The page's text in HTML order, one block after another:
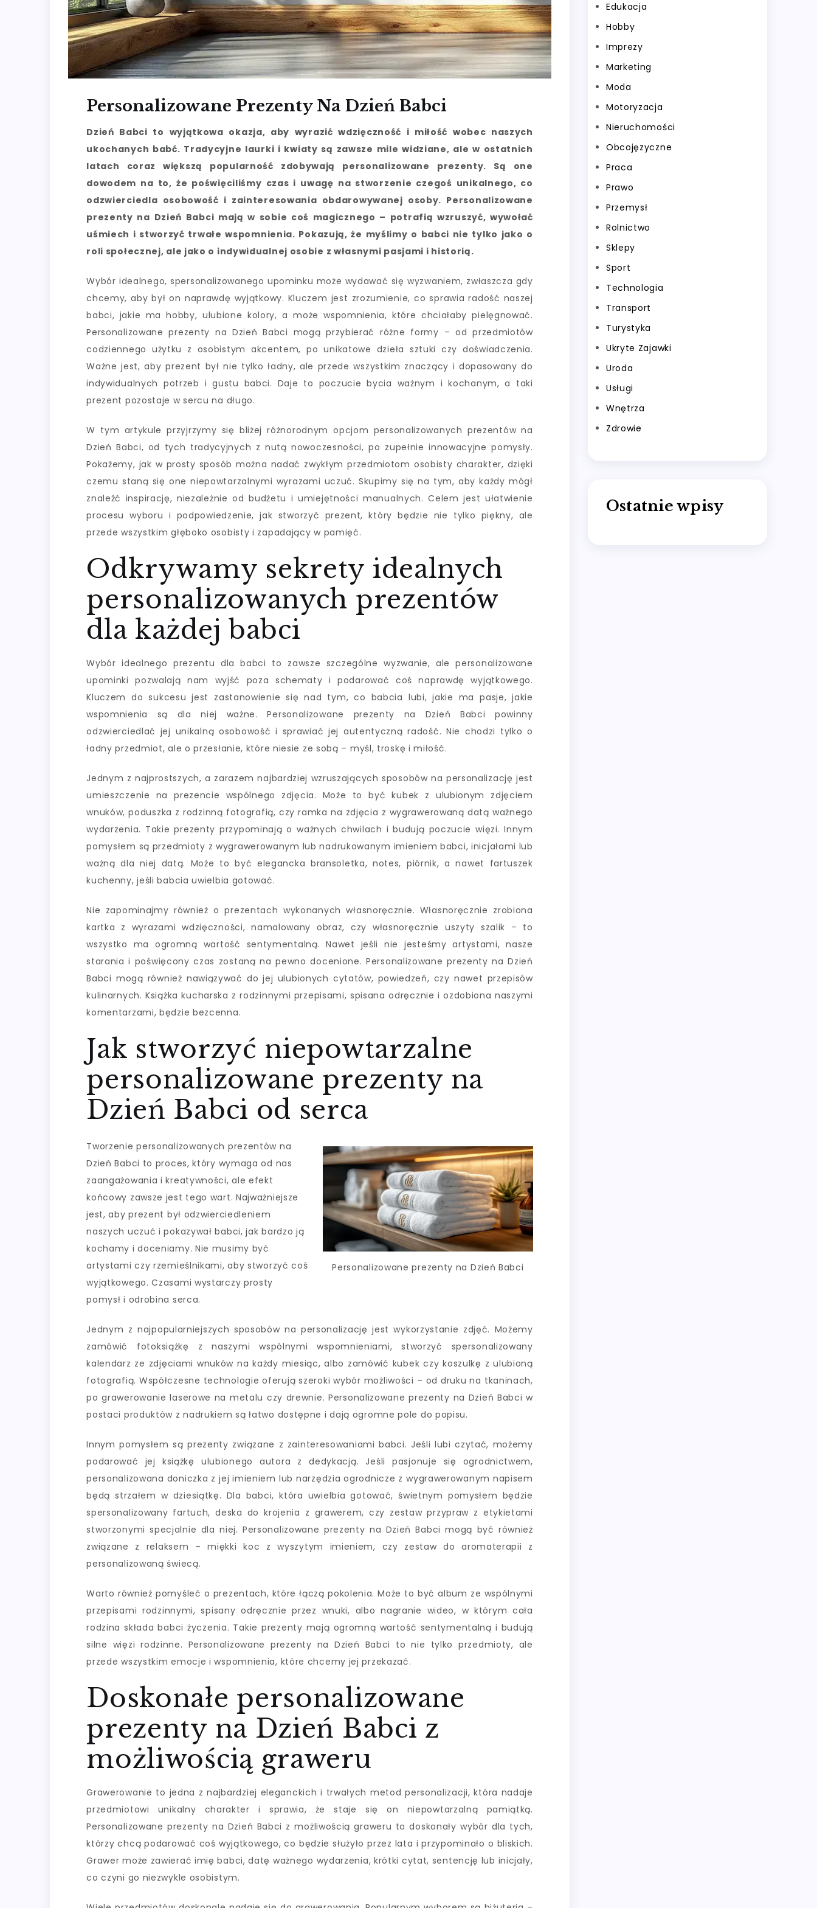
Personalizowane Prezenty Na Dzień Babci
Dzień Babci to wyjątkowa okazja, aby wyrazić wdzięczność i miłość wobec naszych
ukochanych babć. Tradycyjne laurki i kwiaty są zawsze mile widziane, ale w ostatnich
latach coraz większą popularność zdobywają personalizowane prezenty. Są one
dowodem na to, że poświęciliśmy czas i uwagę na stworzenie czegoś unikalnego, co
odzwierciedla osobowość i zainteresowania obdarowywanej osoby. Personalizowane
prezenty na Dzień Babci mają w sobie coś magicznego – potrafią wzruszyć, wywołać
uśmiech i stworzyć trwałe wspomnienia. Pokazują, że myślimy o babci nie tylko jako o
roli społecznej, ale jako o indywidualnej osobie z własnymi pasjami i historią.
Wybór idealnego, spersonalizowanego upominku może wydawać się wyzwaniem, zwłaszcza gdy
chcemy, aby był on naprawdę wyjątkowy. Kluczem jest zrozumienie, co sprawia radość naszej
babci, jakie ma hobby, ulubione kolory, a może wspomnienia, które chciałaby pielęgnować.
Personalizowane prezenty na Dzień Babci mogą przybierać różne formy – od przedmiotów
codziennego użytku z osobistym akcentem, po unikatowe dzieła sztuki czy doświadczenia.
Ważne jest, aby prezent był nie tylko ładny, ale przede wszystkim znaczący i dopasowany do
indywidualnych potrzeb i gustu babci. Daje to poczucie bycia ważnym i kochanym, a taki
prezent pozostaje w sercu na długo.
W tym artykule przyjrzymy się bliżej różnorodnym opcjom personalizowanych prezentów na
Dzień Babci, od tych tradycyjnych z nutą nowoczesności, po zupełnie innowacyjne pomysły.
Pokażemy, jak w prosty sposób można nadać zwykłym przedmiotom osobisty charakter, dzięki
czemu staną się one niepowtarzalnymi wyrazami uczuć. Skupimy się na tym, aby każdy mógł
znaleźć inspirację, niezależnie od budżetu i umiejętności manualnych. Celem jest ułatwienie
procesu wyboru i podpowiedzenie, jak stworzyć prezent, który będzie nie tylko piękny, ale
przede wszystkim głęboko osobisty i zapadający w pamięć.
Odkrywamy sekrety idealnych
personalizowanych prezentów
dla każdej babci
Wybór idealnego prezentu dla babci to zawsze szczególne wyzwanie, ale personalizowane
upominki pozwalają nam wyjść poza schematy i podarować coś naprawdę wyjątkowego.
Kluczem do sukcesu jest zastanowienie się nad tym, co babcia lubi, jakie ma pasje, jakie
wspomnienia są dla niej ważne. Personalizowane prezenty na Dzień Babci powinny
odzwierciedlać jej unikalną osobowość i sprawiać jej autentyczną radość. Nie chodzi tylko o
ładny przedmiot, ale o przesłanie, które niesie ze sobą – myśl, troskę i miłość.
Jednym z najprostszych, a zarazem najbardziej wzruszających sposobów na personalizację jest
umieszczenie na prezencie wspólnego zdjęcia. Może to być kubek z ulubionym zdjęciem
wnuków, poduszka z rodzinną fotografią, czy ramka na zdjęcia z wygrawerowaną datą ważnego
wydarzenia. Takie prezenty przypominają o ważnych chwilach i budują poczucie więzi. Innym
pomysłem są przedmioty z wygrawerowanym lub nadrukowanym imieniem babci, inicjałami lub
ważną dla niej datą. Może to być elegancka bransoletka, notes, piórnik, a nawet fartuszek
kuchenny, jeśli babcia uwielbia gotować.
Nie zapominajmy również o prezentach wykonanych własnoręcznie. Własnoręcznie zrobiona
kartka z wyrazami wdzięczności, namalowany obraz, czy własnoręcznie uszyty szalik – to
wszystko ma ogromną wartość sentymentalną. Nawet jeśli nie jesteśmy artystami, nasze
starania i poświęcony czas zostaną na pewno docenione. Personalizowane prezenty na Dzień
Babci mogą również nawiązywać do jej ulubionych cytatów, powiedzeń, czy nawet przepisów
kulinarnych. Książka kucharska z rodzinnymi przepisami, spisana odręcznie i ozdobiona naszymi
komentarzami, będzie bezcenna.
Jak stworzyć niepowtarzalne
personalizowane prezenty na
Dzień Babci od serca
Personalizowane prezenty na Dzień Babci
Tworzenie personalizowanych prezentów na
Dzień Babci to proces, który wymaga od nas
zaangażowania i kreatywności, ale efekt
końcowy zawsze jest tego wart. Najważniejsze
jest, aby prezent był odzwierciedleniem
naszych uczuć i pokazywał babci, jak bardzo ją
kochamy i doceniamy. Nie musimy być
artystami czy rzemieślnikami, aby stworzyć coś
wyjątkowego. Czasami wystarczy prosty
pomysł i odrobina serca.
Jednym z najpopularniejszych sposobów na personalizację jest wykorzystanie zdjęć. Możemy
zamówić fotoksiążkę z naszymi wspólnymi wspomnieniami, stworzyć spersonalizowany
kalendarz ze zdjęciami wnuków na każdy miesiąc, albo zamówić kubek czy koszulkę z ulubioną
fotografią. Współczesne technologie oferują szeroki wybór możliwości – od druku na tkaninach,
po grawerowanie laserowe na metalu czy drewnie. Personalizowane prezenty na Dzień Babci w
postaci produktów z nadrukiem są łatwo dostępne i dają ogromne pole do popisu.
Innym pomysłem są prezenty związane z zainteresowaniami babci. Jeśli lubi czytać, możemy
podarować jej książkę ulubionego autora z dedykacją. Jeśli pasjonuje się ogrodnictwem,
personalizowana doniczka z jej imieniem lub narzędzia ogrodnicze z wygrawerowanym napisem
będą strzałem w dziesiątkę. Dla babci, która uwielbia gotować, świetnym pomysłem będzie
spersonalizowany fartuch, deska do krojenia z grawerem, czy zestaw przypraw z etykietami
stworzonymi specjalnie dla niej. Personalizowane prezenty na Dzień Babci mogą być również
związane z relaksem – miękki koc z wyszytym imieniem, czy zestaw do aromaterapii z
personalizowaną świecą.
Warto również pomyśleć o prezentach, które łączą pokolenia. Może to być album ze wspólnymi
przepisami rodzinnymi, spisany odręcznie przez wnuki, albo nagranie wideo, w którym cała
rodzina składa babci życzenia. Takie prezenty mają ogromną wartość sentymentalną i budują
silne więzi rodzinne. Personalizowane prezenty na Dzień Babci to nie tylko przedmioty, ale
przede wszystkim emocje i wspomnienia, które chcemy jej przekazać.
Doskonałe personalizowane
prezenty na Dzień Babci z
możliwością graweru
Grawerowanie to jedna z najbardziej eleganckich i trwałych metod personalizacji, która nadaje
przedmiotowi unikalny charakter i sprawia, że staje się on niepowtarzalną pamiątką.
Personalizowane prezenty na Dzień Babci z możliwością graweru to doskonały wybór dla tych,
którzy chcą podarować coś wyjątkowego, co będzie służyło przez lata i przypominało o bliskich.
Grawer może zawierać imię babci, datę ważnego wydarzenia, krótki cytat, sentencję lub inicjały,
co czyni go niezwykle osobistym.
Edukacja
Hobby
Imprezy
Marketing
Moda
Motoryzacja
Nieruchomości
Obcojęzyczne
Praca
Prawo
Przemysł
Rolnictwo
Sklepy
Sport
Technologia
Transport
Turystyka
Ukryte Zajawki
Uroda
Usługi
Wnętrza
Zdrowie
Ostatnie wpisy